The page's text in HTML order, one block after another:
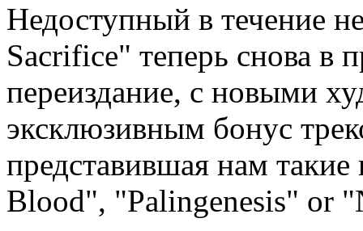
Недоступный в течение
Sacrifice" теперь снова в
переиздание, с новыми
эксклюзивным бонус
представившая нам
Blood", "Palingenesis" or